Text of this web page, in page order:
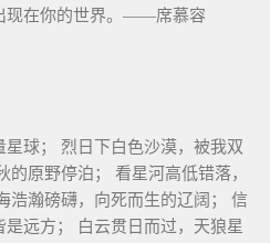
现在你的世界。——席慕容
球； 烈日下白色沙漠，被我双
的原野停泊； 看星河高低错落，
浩瀚磅礴，向死而生的辽阔； 信
远方； 白云贯日而过，天狼星